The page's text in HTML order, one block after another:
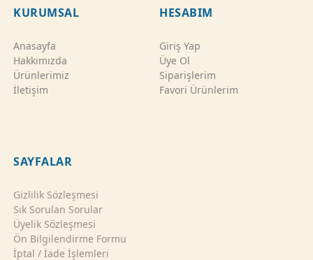
KURUMSAL
Anasayfa
Hakkımızda
Ürünlerimiz
İletişim
HESABIM
Giriş Yap
Üye Ol
Siparişlerim
Favori Ürünlerim
SAYFALAR
Gizlilik Sözleşmesi
Sık Sorulan Sorular
Üyelik Sözleşmesi
Ön Bilgilendirme Formu
İptal / İade İşlemleri